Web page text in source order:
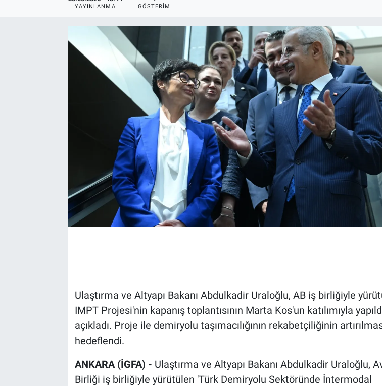
YAYINLANMA GÖSTERIM
Ulaştırma ve Altyapı Bakanı Abdulkadir Uraloğlu, AB iş birliğiyle
IMPT Projesi'nin kapanış toplantısının Marta Kos'un katılımıyla
açıkladı. Proje ile demiryolu taşımacılığının rekabetçiliğinin
hedeflendi.
ANKARA (İGFA) - Ulaştırma ve Altyapı Bakanı Abdulkadir Uraloğlu,
Birliği iş birliğiyle yürütülen 'Türk Demiryolu Sektöründe İntermodal